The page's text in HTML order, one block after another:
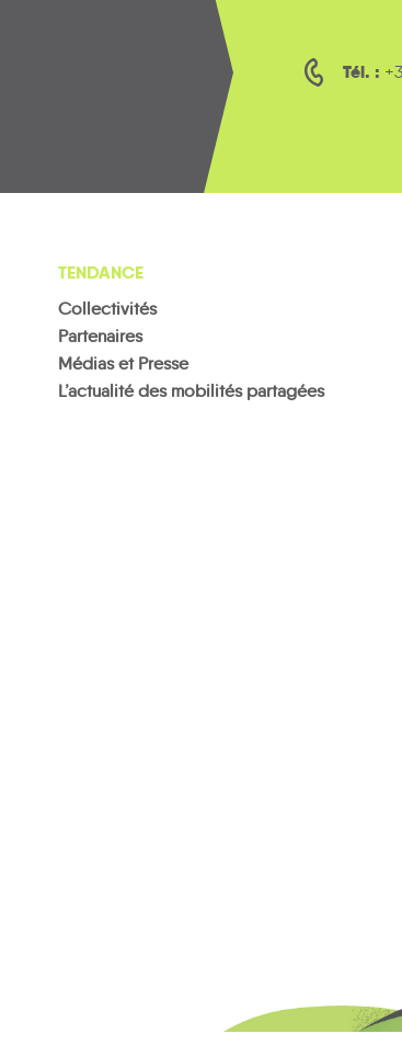
Tél. :
TENDANCE
Collectivités
Partenaires
Médias et Presse
L’actualité des mobilités partagées